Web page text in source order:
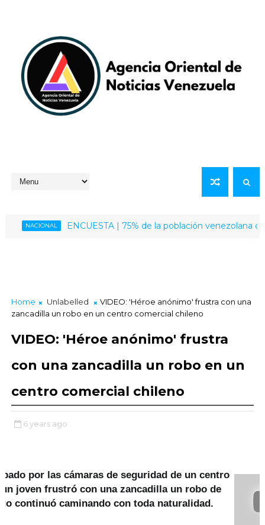
NACIONAL ENCUESTA | 75% de la población venezolana
Home Unlabelled
VIDEO: 'Héroe anónimo' frustra con una
zancadilla un robo en un centro comercial chileno
VIDEO: 'Héroe anónimo' frustra
con una zancadilla un robo en un
centro comercial chileno
6 years ago
por las cámaras de seguridad de un centro
joven frustró con una zancadilla un robo de
continuó caminando con toda naturalidad.